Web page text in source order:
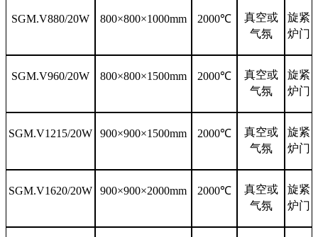
SGM.V880/20W 800×800×1000mm 2000℃
真空或
气氛
旋紧
炉门
SGM.V960/20W 800×800×1500mm 2000℃
真空或
气氛
旋紧
炉门
SGM.V1215/20W 900×900×1500mm 2000℃
真空或
气氛
旋紧
炉门
SGM.V1620/20W 900×900×2000mm 2000℃
真空或
气氛
旋紧
炉门